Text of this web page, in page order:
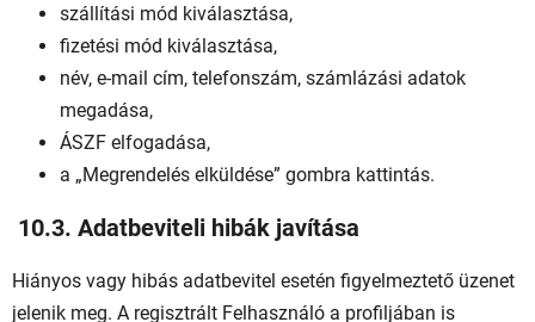
szállítási mód kiválasztása,
fizetési mód kiválasztása,
név, e-mail cím, telefonszám, számlázási adatok
megadása,
ÁSZF elfogadása,
a „Megrendelés elküldése” gombra kattintás.
10.3. Adatbeviteli hibák javítása
Hiányos vagy hibás adatbevitel esetén figyelmeztető üzenet
jelenik meg. A regisztrált Felhasználó a profiljában is